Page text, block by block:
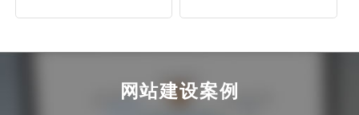
网站建设案例